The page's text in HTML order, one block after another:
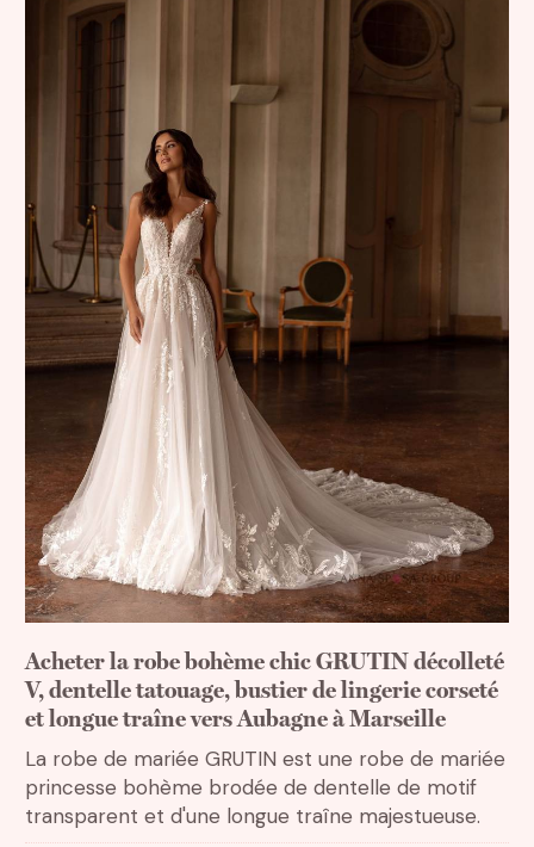
Acheter la robe bohème chic GRUTIN décolleté
V, dentelle tatouage, bustier de lingerie corseté
et longue traîne vers Aubagne à Marseille
La robe de mariée GRUTIN est une robe de mariée
princesse bohème brodée de dentelle de motif
transparent et d'une longue traîne majestueuse.